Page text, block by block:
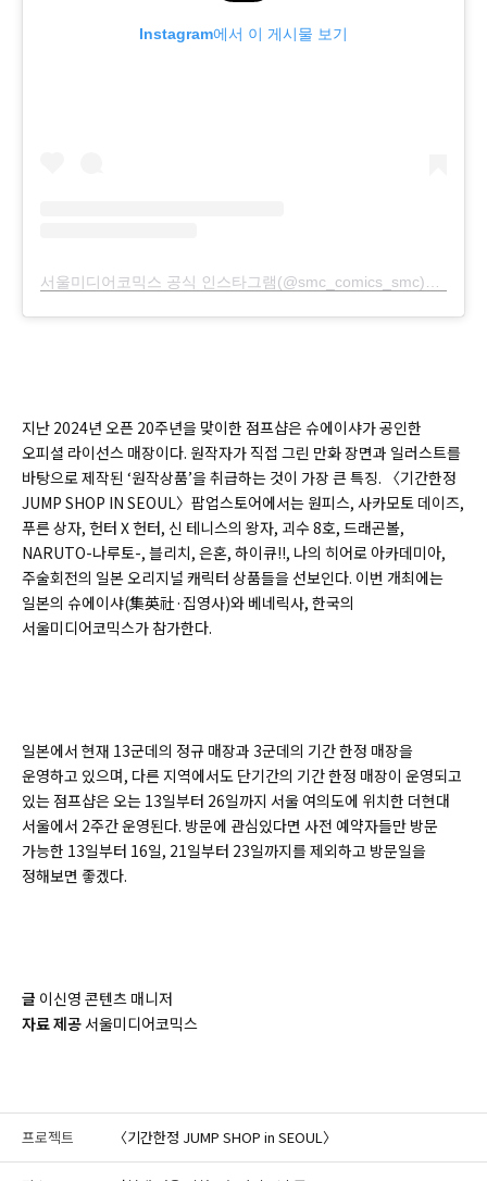
Instagram에서 이 게시물 보기
지난 2024년 오픈 20주년을 맞이한 점프샵은 슈에이샤가 공인한
오피셜 라이선스 매장이다. 원작자가 직접 그린 만화 장면과 일러스트를
바탕으로 제작된 ‘원작상품’을 취급하는 것이 가장 큰 특징. 〈기간한정
JUMP SHOP IN SEOUL〉팝업스토어에서는 원피스, 사카모토 데이즈,
푸른 상자, 헌터Ⅹ헌터, 신 테니스의 왕자, 괴수 8호, 드래곤볼,
NARUTO-나루토-, 블리치, 은혼, 하이큐!!, 나의 히어로 아카데미아,
주술회전의 일본 오리지널 캐릭터 상품들을 선보인다. 이번 개최에는
일본의 슈에이샤(集英社·집영사)와 베네릭사, 한국의
서울미디어코믹스가 참가한다.
일본에서 현재 13군데의 정규 매장과 3군데의 기간 한정 매장을
운영하고 있으며, 다른 지역에서도 단기간의 기간 한정 매장이 운영되고
있는 점프샵은 오는 13일부터 26일까지 서울 여의도에 위치한 더현대
서울에서 2주간 운영된다. 방문에 관심있다면 사전 예약자들만 방문
가능한 13일부터 16일, 21일부터 23일까지를 제외하고 방문일을
정해보면 좋겠다.
글 이신영 콘텐츠 매니저
자료 제공서울미디어코믹스
프로젝트 〈기간한정 JUMP SHOP in SEOUL〉